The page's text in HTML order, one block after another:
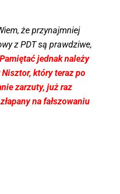
że przynajmniej
z PDT są prawdziwe,
Pamiętać jednak należy
który teraz po
zarzuty, już raz
na fałszowaniu